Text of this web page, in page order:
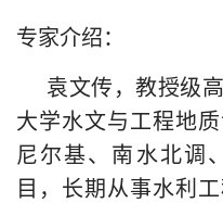
专家介绍：
袁文传，教授级
大学水文与工程地
尼尔基、南水北调
目，长期从事水利